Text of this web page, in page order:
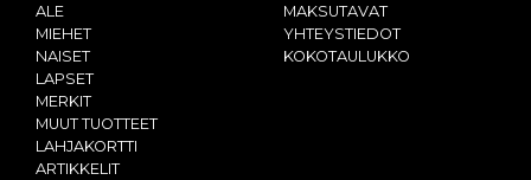
ALE
MIEHET
NAISET
LAPSET
MERKIT
MUUT TUOTTEET
LAHJAKORTTI
ARTIKKELIT
MAKSUTAVAT
YHTEYSTIEDOT
KOKOTAULUKKO